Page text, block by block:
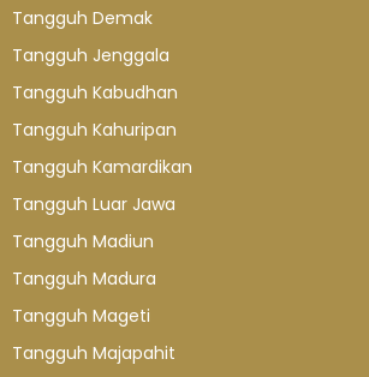
Tangguh Demak
Tangguh Jenggala
Tangguh Kabudhan
Tangguh Kahuripan
Tangguh Kamardikan
Tangguh Luar Jawa
Tangguh Madiun
Tangguh Madura
Tangguh Mageti
Tangguh Majapahit